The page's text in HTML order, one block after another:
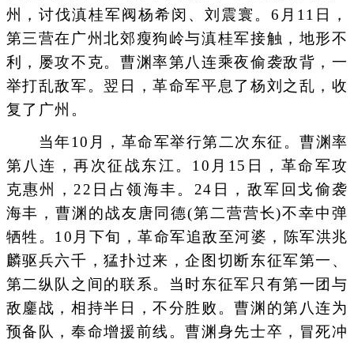
州，讨伐滇桂军阀杨希闵、刘震寰。6月11日，
第三营在广州北郊瘦狗岭与滇桂军接触，地形不
利，屡攻不克。曹渊率第八连乘夜偷袭敌背，一
举打乱敌军。翌日，革命军平息了杨刘之乱，收
复了广州。
当年10月，革命军举行第二次东征。曹渊率
第八连，再次征战东江。10月15日，革命军攻
克惠州，22日占领海丰。24日，敌军回戈偷袭
海丰，曹渊的战友唐同德(第二营营长)不幸中弹
牺牲。10月下旬，革命军追敌至河婆，陈军洪兆
麟驱兵六千，猛扑过来，企图切断东征军第一、
第二纵队之间的联系。当时东征军只有第一团与
敌鏖战，相持半日，不分胜败。曹渊的第八连为
预备队，奉命增援前线。曹渊身先士卒，冒死冲